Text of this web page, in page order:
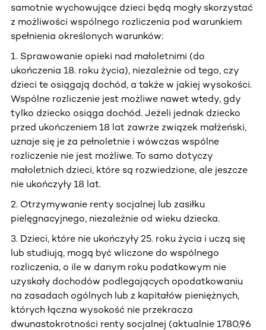
samotnie wychowujące dzieci będą mogły skorzystać
z możliwości wspólnego rozliczenia pod warunkiem
spełnienia określonych warunków:
1. Sprawowanie opieki nad małoletnimi (do
ukończenia 18. roku życia), niezależnie od tego, czy
dzieci te osiągają dochód, a także w jakiej wysokości.
Wspólne rozliczenie jest możliwe nawet wtedy, gdy
tylko dziecko osiąga dochód. Jeżeli jednak dziecko
przed ukończeniem 18 lat zawrze związek małżeński,
uznaje się je za pełnoletnie i wówczas wspólne
rozliczenie nie jest możliwe. To samo dotyczy
małoletnich dzieci, które są rozwiedzione, ale jeszcze
nie ukończyły 18 lat.
2. Otrzymywanie renty socjalnej lub zasiłku
pielęgnacyjnego, niezależnie od wieku dziecka.
3. Dzieci, które nie ukończyły 25. roku życia i uczą się
lub studiują, mogą być wliczone do wspólnego
rozliczenia, o ile w danym roku podatkowym nie
uzyskały dochodów podlegających opodatkowaniu
na zasadach ogólnych lub z kapitałów pieniężnych,
których łączna wysokość nie przekracza
dwunastokrotności renty socjalnej (aktualnie 1780,96